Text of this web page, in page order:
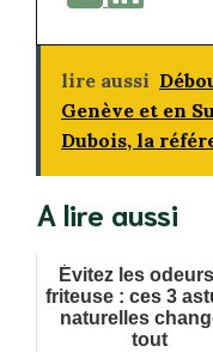
lire aussi
Genève et en
Dubois, la
A lire aussi
Évitez les
friteuse : ces 3
naturelles
tout